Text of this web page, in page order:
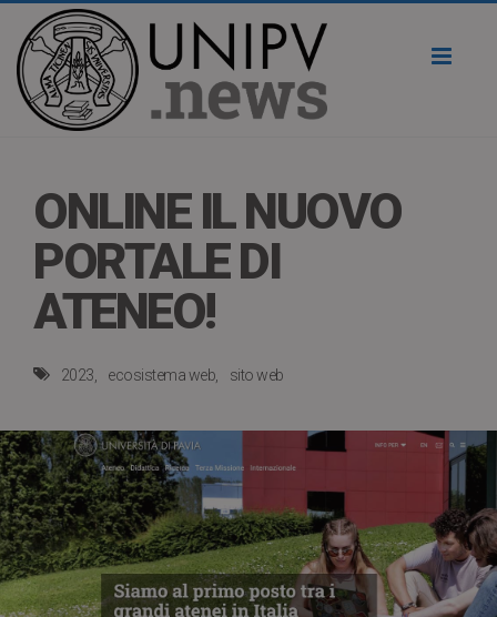
ONLINE IL NUOVO
PORTALE DI
ATENEO!
2023 ecosistema web sito web